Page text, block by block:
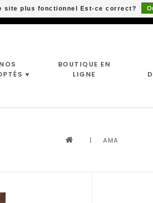
NOS
♥
BOUTIQUE EN
LIGNE
| AMA
site plus fonctionnel Est-ce correct?
Livraison gratuite à partir de